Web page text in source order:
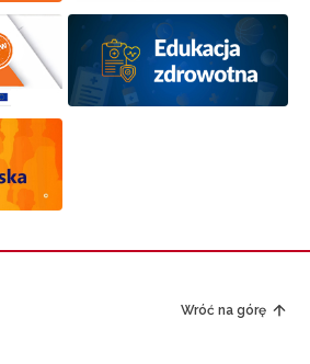
Wróć na górę